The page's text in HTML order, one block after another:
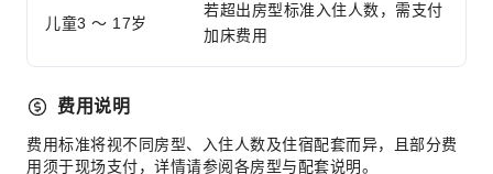
儿童3 ～ 17岁
若超出房型标准入住人数，需支付
加床费用
费用说明
费用标准将视不同房型、入住人数及住宿配套而异，且部分费
用须于现场支付，详情请参阅各房型与配套说明。